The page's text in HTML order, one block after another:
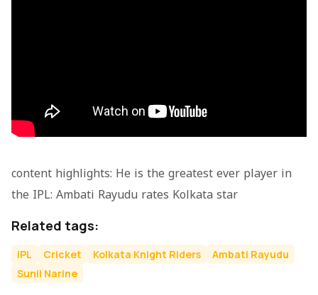
content highlights: He is the greatest ever player in
the IPL: Ambati Rayudu rates Kolkata star
Related tags:
IPL Cricket Kolkata Knight Riders
Ambati Rayudu
Sunil Narine